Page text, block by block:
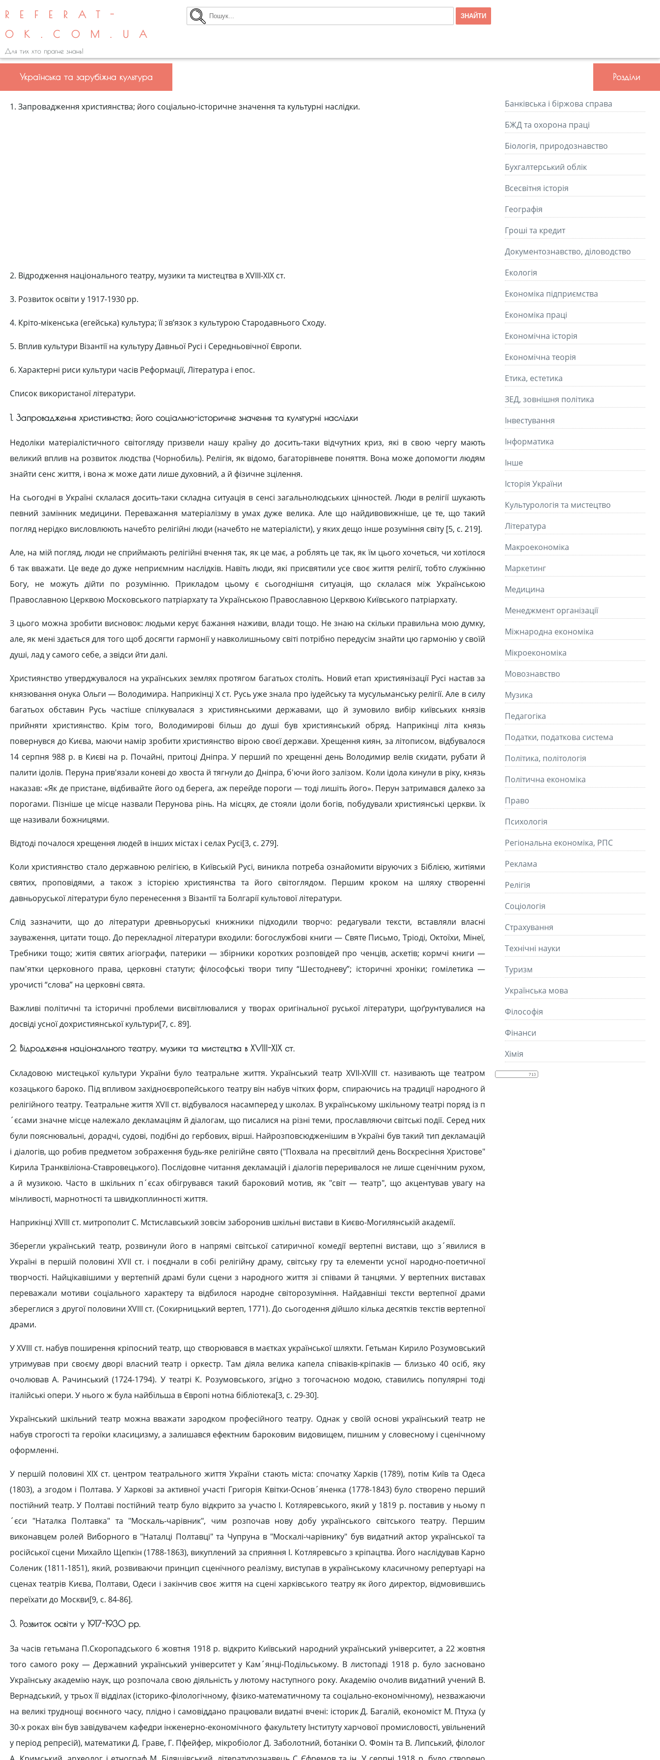
REFERAT-
OK.COM.UA
Для тих хто прагне знань!
Українська та зарубіжна культура
1. Запровадження християнства; його соціально-історичне значення та культурні наслідки.
2. Відродження національного театру, музики та мистецтва в ХVІІІ-ХІХ ст.
3. Розвиток освіти у 1917-1930 рр.
4. Кріто-мікенська (егейська) культура; її зв’язок з культурою Стародавнього Сходу.
5. Вплив культури Візантії на культуру Давньої Русі і Середньовічної Європи.
6. Характерні риси культури часів Реформації, Література і епос.
Список використаної літератури.
1. Запровадження християнства; його соціально-історичне значення та культурні наслідки
Недоліки матеріалістичного світогляду призвели нашу країну до досить-таки відчутних криз, які в свою чергу мають
великий вплив на розвиток людства (Чорнобиль). Релігія, як відомо, багаторівневе поняття. Вона може допомогти людям
знайти сенс життя, і вона ж може дати лише духовний, а й фізичне зцілення.
На сьогодні в Україні склалася досить-таки складна ситуація в сенсі загальнолюдських цінностей. Люди в релігії шукають
певний замінник медицини. Переважання матеріалізму в умах дуже велика. Але що найдивовижніше, це те, що такий
погляд нерідко висловлюють начебто релігійні люди (начебто не матеріалісти), у яких дещо інше розуміння світу [5, c. 219].
Але, на мій погляд, люди не сприймають релігійні вчення так, як це має, а роблять це так, як їм цього хочеться, чи хотілося
б так вважати. Це веде до дуже неприємним наслідків. Навіть люди, які присвятили усе своє життя релігії, тобто служінню
Богу, не можуть дійти по розумінню. Прикладом цьому є сьогоднішня ситуація, що склалася між Українською
Православною Церквою Московського патріархату та Українською Православною Церквою Київського патріархату.
З цього можна зробити висновок: людьми керує бажання наживи, влади тощо. Не знаю на скільки правильна мою думку,
але, як мені здається для того щоб досягти гармонії у навколишньому світі потрібно передусім знайти цю гармонію у своїй
душі, лад у самого себе, а звідси йти далі.
Християнство утверджувалося на українських землях протягом багатьох століть. Новий етап християнізації Русі настав за
князювання онука Ольги — Володимира. Наприкінці X ст. Русь уже знала про іудейську та мусульманську релігії. Але в силу
багатьох обставин Русь частіше спілкувалася з християнськими державами, що й зумовило вибір київських князів
прийняти християнство. Крім того, Володимирові більш до душі був християнський обряд. Наприкінці літа князь
повернувся до Києва, маючи намір зробити християнство вірою своєї держави. Хрещення киян, за літописом, відбувалося
14 серпня 988 р. в Києві на р. Почайні, притоці Дніпра. У перший по хрещенні день Володимир велів скидати, рубати й
палити ідолів. Перуна прив'язали коневі до хвоста й тягнули до Дніпра, б'ючи його залізом. Коли ідола кинули в ріку, князь
наказав: «Як де пристане, відбивайте його од берега, аж перейде пороги — тоді лишіть його». Перун затримався далеко за
порогами. Пізніше це місце назвали Перунова рінь. На місцях, де стояли ідоли богів, побудували християнські церкви. їх
ще називали божницями.
Відтоді почалося хрещення людей в інших містах і селах Русі[3, c. 279].
Коли християнство стало державною релігією, в Київській Русі, виникла потреба ознайомити віруючих з Біблією, житіями
святих, проповідями, а також з історією християнства та його світоглядом. Першим кроком на шляху створенні
давньоруської літератури було перенесення з Візантії та Болгарії культової літератури.
Слід зазначити, що до літератури древньоруські книжники підходили творчо: редагували тексти, вставляли власні
зауваження, цитати тощо. До перекладної літератури входили: богослужбові книги — Святе Письмо, Тріоді, Октоїхи, Мінеї,
Требники тощо; житія святих агіографи, патерики — збірники коротких розповідей про ченців, аскетів; кормчі книги —
пам'ятки церковного права, церковні статути; філософські твори типу “Шестодневу”; історичні хроніки; гомілетика —
урочисті “слова” на церковні свята.
Важливі політичні та історичні проблеми висвітлювалися у творах оригінальної руської літератури, щоґрунтувалися на
досвіді усної дохристиянської культури[7, c. 89].
2. Відродження національного театру, музики та мистецтва в ХVІІІ-ХІХ ст.
Складовою мистецької культури України було театральне життя. Український театр XVII-XVIII ст. називають ще театром
козацького бароко. Під впливом західноєвропейського театру він набув чітких форм, спираючись на традиції народного й
релігійного театру. Театральне життя XVII ст. відбувалося насамперед у школах. В українському шкільному театрі поряд із п
´єсами значне місце належало декламаціям й діалогам, що писалися на різні теми, прославляючи світські події. Серед них
були пояснювальні, дорадчі, судові, подібні до гербових, вірші. Найрозповсюдженішим в Україні був такий тип декламацій
і діалогів, що робив предметом зображення будь-яке релігійне свято ("Похвала на пресвітлий день Воскресіння Христове"
Кирила Транквіліона-Ставровецького). Послідовне читання декламацій і діалогів переривалося не лише сценічним рухом,
а й музикою. Часто в шкільних п´єсах обігрувався такий бароковий мотив, як "світ — театр", що акцентував увагу на
мінливості, марнотності та швидкоплинності життя.
Наприкінці XVIII ст. митрополит С. Мстиславський зовсім заборонив шкільні вистави в Києво-Могилянській академії.
Зберегли український театр, розвинули його в напрямі світської сатиричної комедії вертепні вистави, що з´явилися в
Україні в першій половині XVII ст. і поєднали в собі релігійну драму, світську гру та елементи усної народно-поетичної
творчості. Найцікавішими у вертепній драмі були сцени з народного життя зі співами й танцями. У вертепних виставах
переважали мотиви соціального характеру та відбилося народне світорозуміння. Найдавніші тексти вертепної драми
збереглися з другої половини XVIII ст. (Сокирницький вертеп, 1771). До сьогодення дійшло кілька десятків текстів вертепної
драми.
У XVIII ст. набув поширення кріпосний театр, що створювався в маєтках української шляхти. Гетьман Кирило Розумовський
утримував при своєму дворі власний театр і оркестр. Там діяла велика капела співаків-кріпаків — близько 40 осіб, яку
очолював А. Рачинський (1724-1794). У театрі К. Розумовського, згідно з тогочасною модою, ставились популярні тоді
італійські опери. У нього ж була найбільша в Європі нотна бібліотека[3, c. 29-30].
Український шкільний театр можна вважати зародком професійного театру. Однак у своїй основі український театр не
набув строгості та героїки класицизму, а залишався ефектним бароковим видовищем, пишним у словесному і сценічному
оформленні.
У першій половині XIX ст. центром театрального життя України стають міста: спочатку Харків (1789), потім Київ та Одеса
(1803), а згодом і Полтава. У Харкові за активної участі Григорія Квітки-Основ´яненка (1778-1843) було створено перший
постійний театр. У Полтаві постійний театр було відкрито за участю І. Котляревського, який у 1819 р. поставив у ньому п
´єси "Наталка Полтавка" та "Москаль-чарівник", чим розпочав нову добу українського світського театру. Першим
виконавцем ролей Виборного в "Наталці Полтавці" та Чупруна в "Москалі-чарівнику" був видатний актор української та
російської сцени Михайло Щепкін (1788-1863), викуплений за сприяння І. Котляревсьго з кріпацтва. Його наслідував Карно
Соленик (1811-1851), який, розвиваючи принцип сценічного реалізму, виступав в українському класичному репертуарі на
сценах театрів Києва, Полтави, Одеси і закінчив своє життя на сцені харківського театру як його директор, відмовившись
переїхати до Москви[9, c. 84-86].
3. Розвиток освіти у 1917-1930 рр.
За часів гетьмана П.Скоропадського 6 жовтня 1918 р. відкрито Київський народний український університет, а 22 жовтня
того самого року — Державний український університет у Кам´янці-Подільському. В листопаді 1918 р. було засновано
Українську академію наук, що розпочала свою діяльність у лютому наступного року. Академію очолив видатний учений В.
Вернадський, у трьох її відділах (історико-філологічному, фізико-математичному та соціально-економічному), незважаючи
на великі труднощі воєнного часу, плідно і самовіддано працювали видатні вчені: історик Д. Багалій, економіст М. Птуха (у
30-х роках він був завідувачем кафедри інженерно-економічного факультету Інституту харчової промисловості, увільнений
у період репресій), математики Д. Граве, Г. Пфейфер, мікробіолог Д. Заболотний, ботаніки О. Фомін та В. Липський, філолог
Розділи
Банківська і біржова справа
БЖД та охорона праці
Біологія, природознавство
Бухгалтерський облік
Всесвітня історія
Географія
Гроші та кредит
Документознавство, діловодство
Екологія
Економіка підприємства
Економіка праці
Економічна історія
Економічна теорія
Етика, естетика
ЗЕД, зовнішня політика
Інвестування
Інформатика
Інше
Історія України
Культурологія та мистецтво
Літературa
Макроекономіка
Маркетинг
Медицина
Менеджмент організації
Міжнародна економіка
Мікроекономіка
Мовознавство
Музика
Педагогіка
Податки, податкова система
Політика, політологія
Політична економіка
Право
Психологія
Регіональна економіка, РПС
Реклама
Релігія
Соціологія
Страхування
Технічні науки
Туризм
Українська мова
Філософія
Фінанси
Хімія